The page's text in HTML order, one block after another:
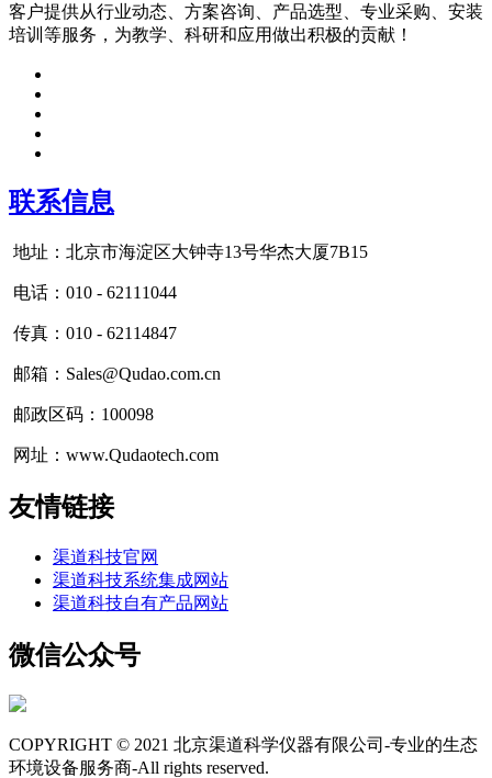
客户提供从行业动态、方案咨询、产品选型、专业采购、安装
培训等服务，为教学、科研和应用做出积极的贡献！
联系信息
地址：北京市海淀区大钟寺13号华杰大厦7B15
电话：010 - 62111044
传真：010 - 62114847
邮箱：Sales@Qudao.com.cn
邮政区码：100098
网址：www.Qudaotech.com
友情链接
渠道科技官网
渠道科技系统集成网站
渠道科技自有产品网站
微信公众号
COPYRIGHT © 2021 北京渠道科学仪器有限公司-专业的生态
环境设备服务商-All rights reserved.